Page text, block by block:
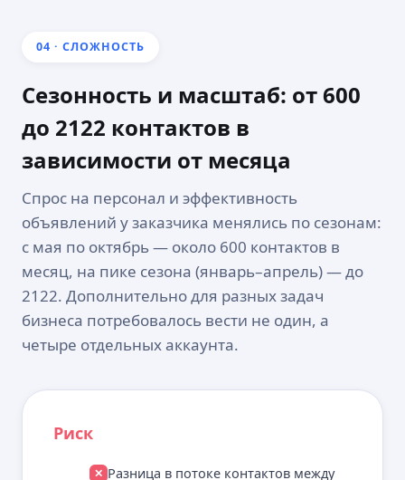
04 · СЛОЖНОСТЬ
Сезонность и масштаб: от 600
до 2122 контактов в
зависимости от месяца
Спрос на персонал и эффективность
объявлений у заказчика менялись по сезонам:
с мая по октябрь — около 600 контактов в
месяц, на пике сезона (январь–апрель) — до
2122. Дополнительно для разных задач
бизнеса потребовалось вести не один, а
четыре отдельных аккаунта.
Риск
✕ Разница в потоке контактов между